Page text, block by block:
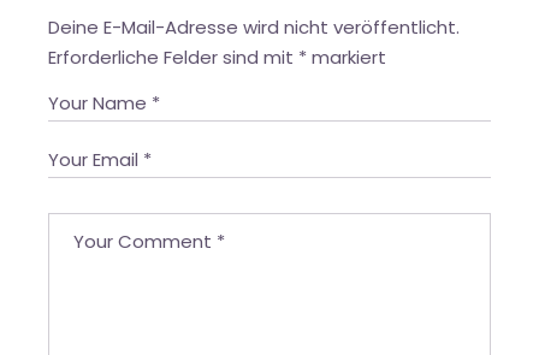
Deine E-Mail-Adresse wird nicht veröffentlicht.
Erforderliche Felder sind mit * markiert